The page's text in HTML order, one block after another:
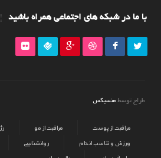
با ما در شبکه های اجتماعی همراه باشید
طراح توسط منسیکس
مراقبت از پوست مراقبت از مو
ورزش و تناسب اندام
روانشناسی